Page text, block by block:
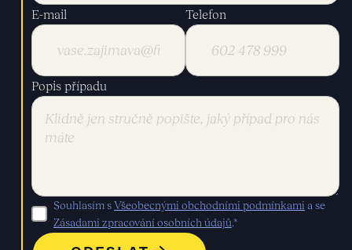
E-mail Telefon
Popis případu
Souhlasím sVšeobecnými obchodními podmínkami a se
Zásadami zpracování osobních údajů.*